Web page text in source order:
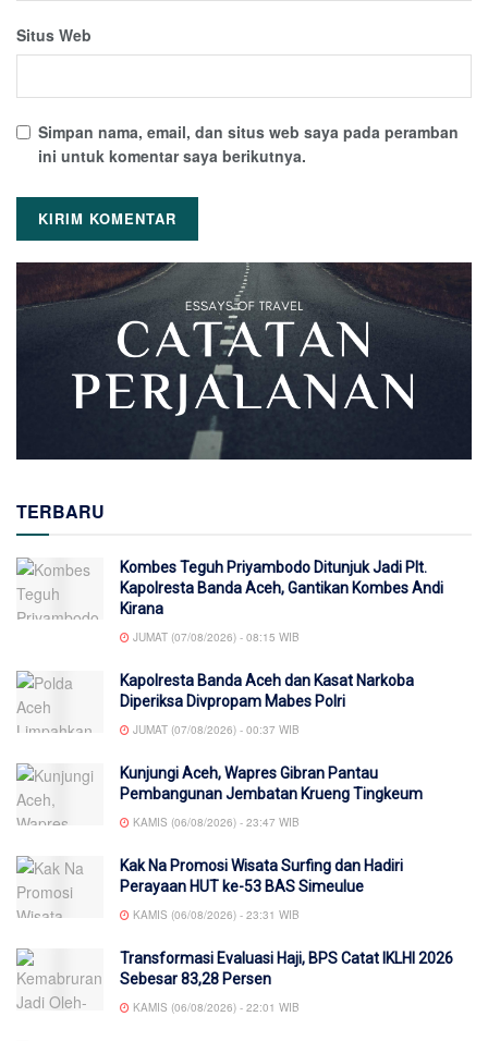
Situs Web
Simpan nama, email, dan situs web saya pada peramban
ini untuk komentar saya berikutnya.
TERBARU
Kombes Teguh Priyambodo Ditunjuk Jadi Plt.
Kapolresta Banda Aceh, Gantikan Kombes Andi
Kirana
JUMAT (07/08/2026) - 08:15 WIB
Kapolresta Banda Aceh dan Kasat Narkoba
Diperiksa Divpropam Mabes Polri
JUMAT (07/08/2026) - 00:37 WIB
Kunjungi Aceh, Wapres Gibran Pantau
Pembangunan Jembatan Krueng Tingkeum
KAMIS (06/08/2026) - 23:47 WIB
Kak Na Promosi Wisata Surfing dan Hadiri
Perayaan HUT ke-53 BAS Simeulue
KAMIS (06/08/2026) - 23:31 WIB
Transformasi Evaluasi Haji, BPS Catat IKLHI 2026
Sebesar 83,28 Persen
KAMIS (06/08/2026) - 22:01 WIB